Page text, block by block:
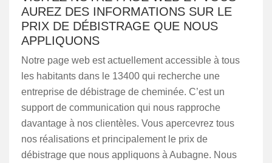
AUREZ DES INFORMATIONS SUR LE
PRIX DE DÉBISTRAGE QUE NOUS
APPLIQUONS
Notre page web est actuellement accessible à tous
les habitants dans le 13400 qui recherche une
entreprise de débistrage de cheminée. C’est un
support de communication qui nous rapproche
davantage à nos clientèles. Vous apercevrez tous
nos réalisations et principalement le prix de
débistrage que nous appliquons à Aubagne. Nous